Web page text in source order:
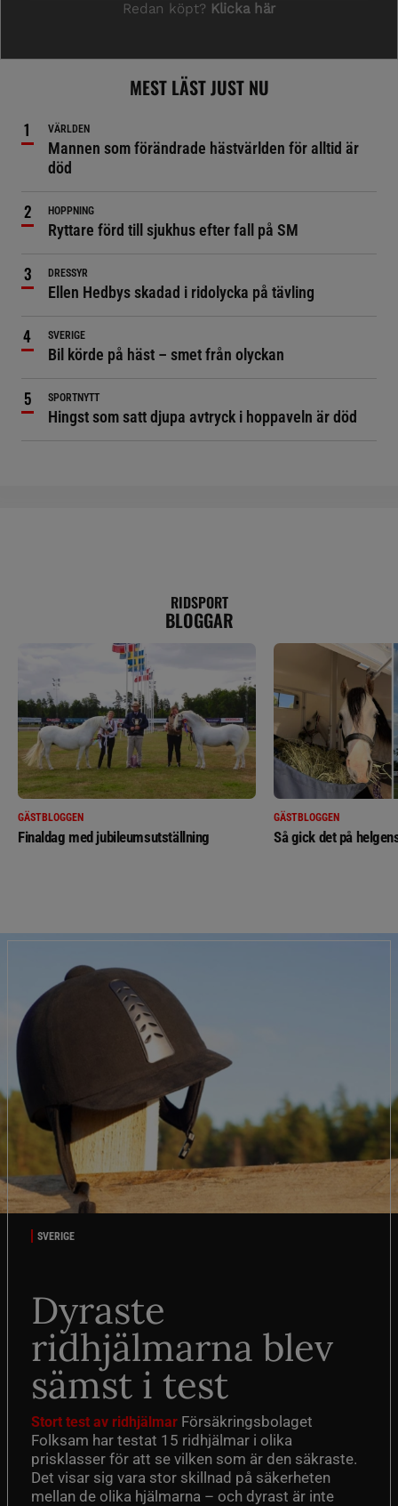
MEST LÄST JUST NU
VÄRLDEN
Mannen som förändrade hästvärlden för alltid är
död
HOPPNING
Ryttare förd till sjukhus efter fall på SM
DRESSYR
Ellen Hedbys skadad i ridolycka på tävling
SVERIGE
Bil körde på häst – smet från olyckan
SPORTNYTT
Hingst som satt djupa avtryck i hoppaveln är död
RIDSPORT
BLOGGAR
GÄSTBLOGGEN
Finaldag med jubileumsutställning
GÄSTBLOGGEN
Så gick det på
SVERIGE
Dyraste
ridhjälmarna blev
sämst i test
Stort test av ridhjälmar Försäkringsbolaget
Folksam har testat 15 ridhjälmar i olika
prisklasser för att se vilken som är den säkraste.
Det visar sig vara stor skillnad på säkerheten
mellan de olika hjälmarna – och dyrast är inte